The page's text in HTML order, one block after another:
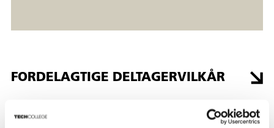
Gennemgang af traditionelle motion-graphics workflows og
Vi anvender Adobe After Effects CC 2026.
FORDELAGTIGE DELTAGERVILKÅR
TILSKUD OG ØKONOMI